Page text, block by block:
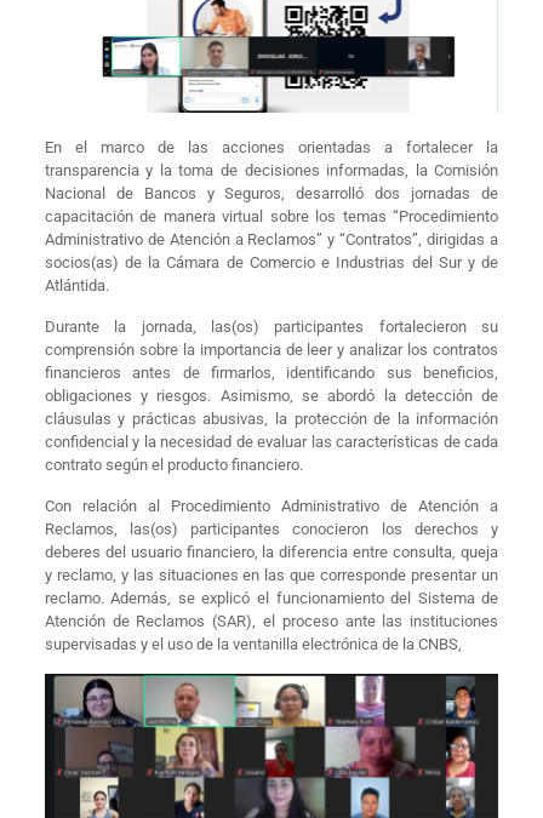
En el marco de las acciones orientadas a fortalecer la
transparencia y la toma de decisiones informadas, la Comisión
Nacional de Bancos y Seguros, desarrolló dos jornadas de
capacitación de manera virtual sobre los temas “Procedimiento
Administrativo de Atención a Reclamos” y “Contratos”, dirigidas a
socios(as) de la Cámara de Comercio e Industrias del Sur y de
Atlántida.
Durante la jornada, las(os) participantes fortalecieron su
comprensión sobre la importancia de leer y analizar los contratos
financieros antes de firmarlos, identificando sus beneficios,
obligaciones y riesgos. Asimismo, se abordó la detección de
cláusulas y prácticas abusivas, la protección de la información
confidencial y la necesidad de evaluar las características de cada
contrato según el producto financiero.
Con relación al Procedimiento Administrativo de Atención a
Reclamos, las(os) participantes conocieron los derechos y
deberes del usuario financiero, la diferencia entre consulta, queja
y reclamo, y las situaciones en las que corresponde presentar un
reclamo. Además, se explicó el funcionamiento del Sistema de
Atención de Reclamos (SAR), el proceso ante las instituciones
supervisadas y el uso de la ventanilla electrónica de la CNBS,